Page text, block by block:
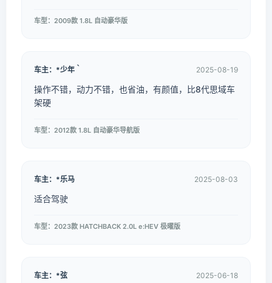
车型：2009款 1.8L 自动豪华版
车主：*少年｀ 2025-08-19
操作不错，动力不错，也省油，有颜值，比8代思域车
架硬
车型：2012款 1.8L 自动豪华导航版
车主：*乐马 2025-08-03
适合驾驶
车型：2023款 HATCHBACK 2.0L e:HEV 极曜版
车主：*弦 2025-06-18